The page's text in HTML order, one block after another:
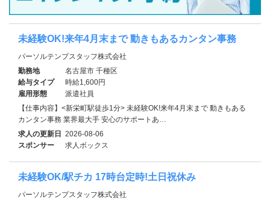
未経験OK!来年4月末まで 動きもあるカンタン事務
パーソルテンプスタッフ株式会社
勤務地
名古屋市 千種区
給与タイプ
時給1,600円
雇用形態
派遣社員
【仕事内容】<新栄町駅徒歩1分> 未経験OK!来年4月末まで 動きもある
カンタン事務 業界最大手 安心のサポートあ…
求人の更新日 2026-08-06
スポンサー
求人ボックス
未経験OK/駅チカ 17時台定時!土日祝休み
パーソルテンプスタッフ株式会社